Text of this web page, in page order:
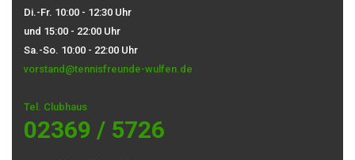
Di.-Fr. 10:00 - 12:30 Uhr
und 15:00 - 22:00 Uhr
Sa.-So. 10:00 - 22:00 Uhr
vorstand@tennisfreunde-wulfen.de
Tel. Clubhaus
02369 / 5726